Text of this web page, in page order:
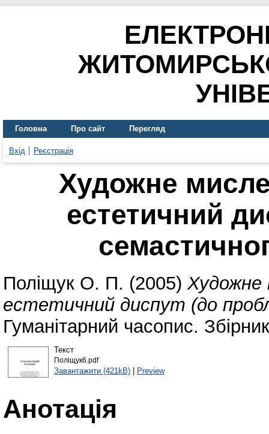
Головна Про сайт Перегляд
Вхід Реєстрація
Художне
естетичний
Поліщук О. П. (2005)Художне
естетичний диспут (до
Гуманітарний часопис.
Текст
Поліщук6.pdf
Завантажити (421kB)| Preview
Анотація